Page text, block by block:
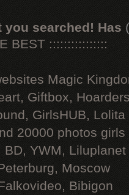
you searched! Has
BEST ::::::::::::::::
Magic
Giftbox,
GirlsHUB, Lolita
20000 photos
YWM, Liluplanet
Moscow
Bibigon